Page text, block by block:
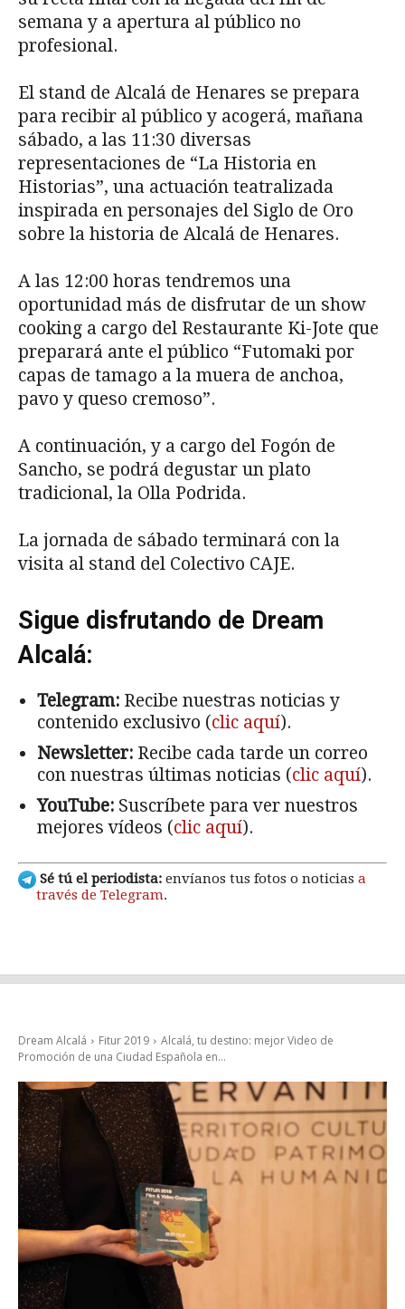
semana y a apertura al público no
profesional.
El stand de Alcalá de Henares se prepara
para recibir al público y acogerá, mañana
sábado, a las 11:30 diversas
representaciones de “La Historia en
Historias”, una actuación teatralizada
inspirada en personajes del Siglo de Oro
sobre la historia de Alcalá de Henares.
A las 12:00 horas tendremos una
oportunidad más de disfrutar de un show
cooking a cargo del Restaurante Ki-Jote que
preparará ante el público “Futomaki por
capas de tamago a la muera de anchoa,
pavo y queso cremoso”.
A continuación, y a cargo del Fogón de
Sancho, se podrá degustar un plato
tradicional, la Olla Podrida.
La jornada de sábado terminará con la
visita al stand del Colectivo CAJE.
Sigue disfrutando de Dream
Alcalá:
Telegram: Recibe nuestras noticias y
contenido exclusivo (clic aquí).
Newsletter: Recibe cada tarde un correo
con nuestras últimas noticias (clic aquí).
YouTube: Suscríbete para ver nuestros
mejores vídeos (clic aquí).
Sé tú el periodista: envíanos tus fotos o noticias a
través de Telegram.